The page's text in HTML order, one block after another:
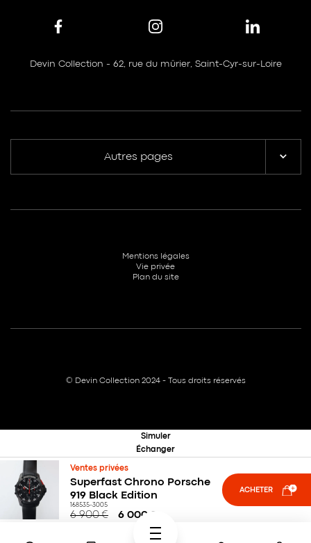
Ventes privées
Superfast Chrono Porsche
919 Black Edition
168535-3005
6 900€ 6 000
ACHETER
Simuler
Échanger
Devin Collection - 62, rue du mûrier, Saint-Cyr-sur-Loire
Autres pages
© Devin Collection 2024 - Tous droits réservés
Mentions légales
Vie privée
Plan du site